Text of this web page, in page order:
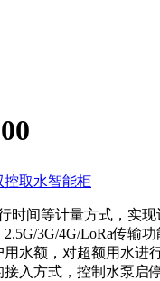
控取水智能柜
时间等计量方式，实现
3G/4G/LoRa传输
水额，对超额用水进行
入方式，控制水泵启